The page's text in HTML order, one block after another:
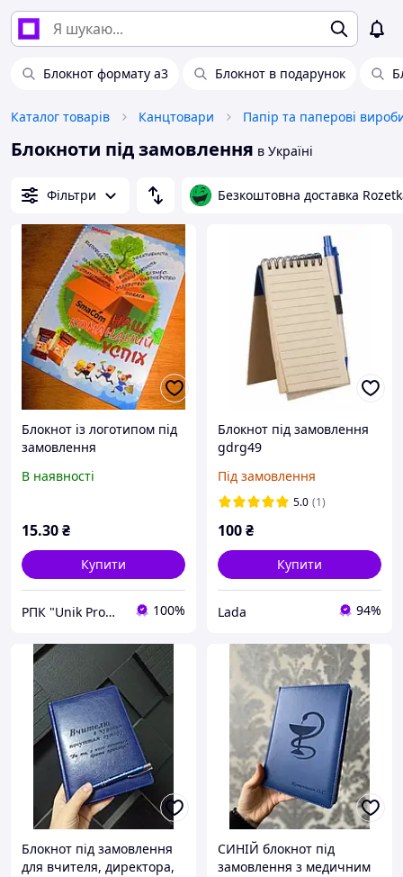
Блокнот формату а3 Блокнот в подарунок
Каталог товарів Канцтовари Папір та паперові
Блокноти під замовлення в Україні
Фільтри Безкоштовна доставка
Блокнот із логотипом під
замовлення
В наявності
15.30₴
Купити
РПК "Unik Promo" 100%
Блокнот під замовлення
gdrg49
Під замовлення
5.0 (1)
100₴
Купити
Lada 94%
Блокнот під замовлення
для вчителя, директора,
СИНІЙ блокнот під
замовлення з медичним